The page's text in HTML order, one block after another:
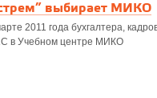
выбирает МИКО
2011 года бухгалтера,
в Учебном центре МИКО